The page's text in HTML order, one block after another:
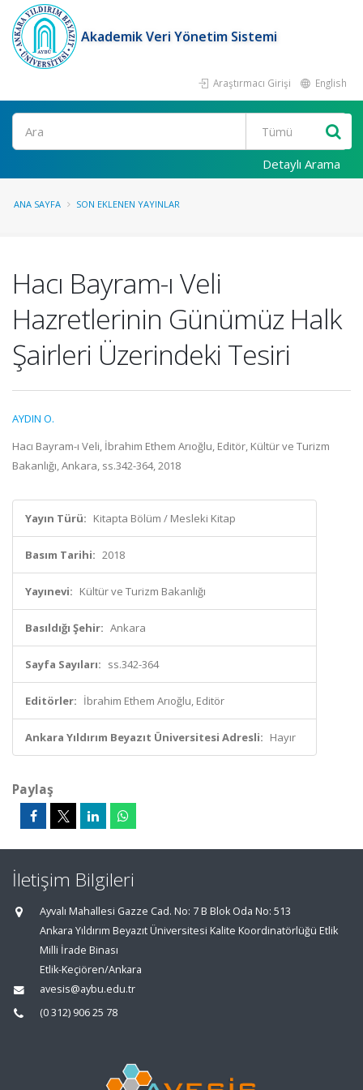
Akademik Veri Yönetim Sistemi
Araştırmacı Girişi English
Ara
Detaylı Arama
ANA SAYFA SON EKLENEN YAYINLAR
Hacı Bayram-ı Veli
Hazretlerinin Günümüz Halk
Şairleri Üzerindeki Tesiri
AYDIN O.
Hacı Bayram-ı Veli, İbrahim Ethem Arıoğlu, Editör, Kültür ve Turizm
Bakanlığı, Ankara, ss.342-364, 2018
Yayın Türü: Kitapta Bölüm / Mesleki Kitap
Basım Tarihi: 2018
Yayınevi: Kültür ve Turizm Bakanlığı
Basıldığı Şehir: Ankara
Sayfa Sayıları: ss.342-364
Editörler: İbrahim Ethem Arıoğlu, Editör
Ankara Yıldırım Beyazıt Üniversitesi Adresli: Hayır
Paylaş
İletişim Bilgileri
Ayvalı Mahallesi Gazze Cad. No: 7 B Blok Oda No: 513
Ankara Yıldırım Beyazıt Üniversitesi Kalite Koordinatörlüğü Etlik
Milli İrade Binası
Etlik-Keçiören/Ankara
avesis@aybu.edu.tr
(0 312) 906 25 78